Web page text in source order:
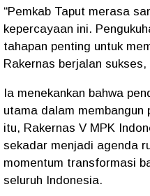
“Pemkab Taput merasa
kepercayaan ini.
tahapan penting untuk
Rakernas berjalan
Ia menekankan bahwa
utama dalam
itu, Rakernas V MPK
sekadar menjadi agenda
momentum transformasi
seluruh Indonesia.